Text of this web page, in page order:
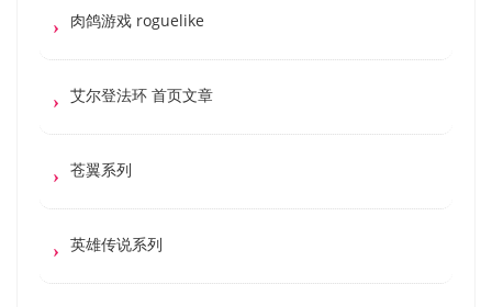
肉鸽游戏 roguelike
艾尔登法环 首页文章
苍翼系列
英雄传说系列